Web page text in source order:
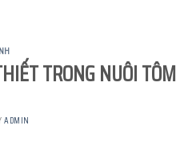
TRONG NUÔI TÔM
ADMIN